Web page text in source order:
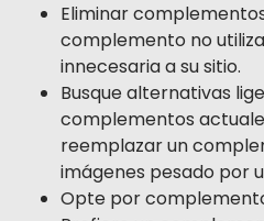
Eliminar
complemento no
innecesaria a su sitio.
Busque alternativas
complementos
reemplazar un
imágenes pesado por
Opte por